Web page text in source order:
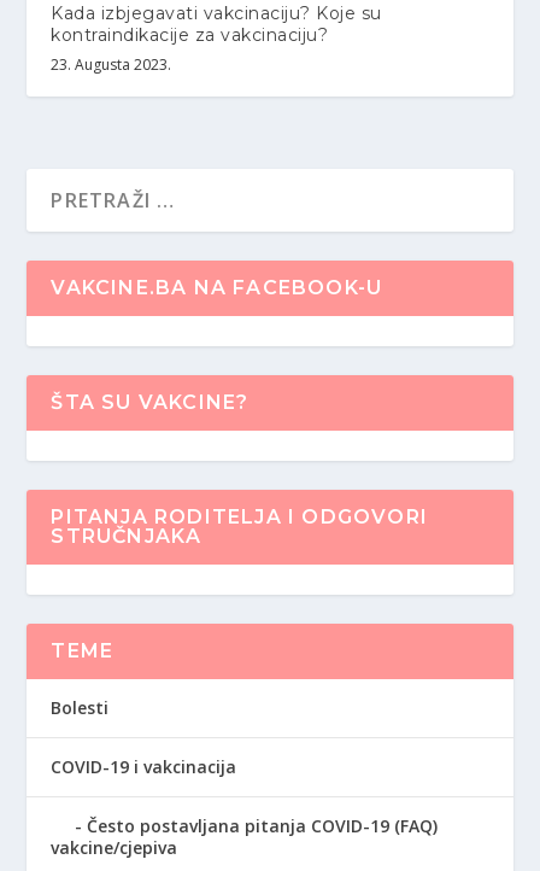
Kada izbjegavati vakcinaciju? Koje su
kontraindikacije za vakcinaciju?
23. Augusta 2023.
VAKCINE.BA NA FACEBOOK-U
ŠTA SU VAKCINE?
PITANJA RODITELJA I ODGOVORI
STRUČNJAKA
TEME
Bolesti
COVID-19 i vakcinacija
Često postavljana pitanja COVID-19 (FAQ)
vakcine/cjepiva